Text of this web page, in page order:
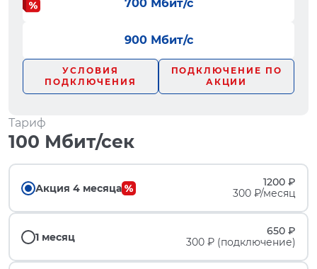
700 Мбит/с
900 Мбит/с
УСЛОВИЯ
ПОДКЛЮЧЕНИЯ
ПОДКЛЮЧЕНИЕ ПО
АКЦИИ
Тариф
100 Мбит/сек
Акция 4 месяца
1200 ₽
300 ₽/месяц
1 месяц
650 ₽
300 ₽ (подключение)